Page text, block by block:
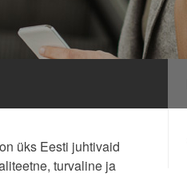
üks Eesti juhtivaid
turvaline ja